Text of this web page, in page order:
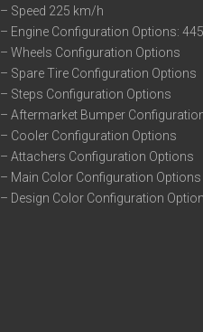
– Speed 225 km/h
– Engine Configuration Options:
– Wheels Configuration Options
– Spare Tire Configuration Options
– Steps Configuration Options
– Aftermarket Bumper
– Cooler Configuration Options
– Attachers Configuration Options
– Main Color Configuration Options
– Design Color Configuration